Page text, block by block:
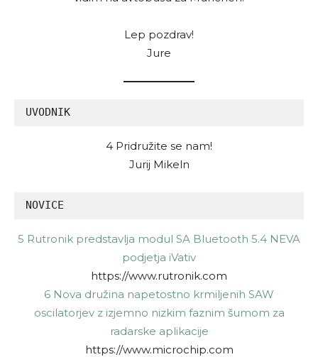
Lep pozdrav!
Jure
UVODNIK
4 Pridružite se nam!
Jurij Mikeln
NOVICE
5 Rutronik predstavlja modul SA Bluetooth 5.4 NEVA
podjetja iVativ
https://www.rutronik.com
6 Nova družina napetostno krmiljenih SAW
oscilatorjev z izjemno nizkim faznim šumom za
radarske aplikacije
https://www.microchip.com